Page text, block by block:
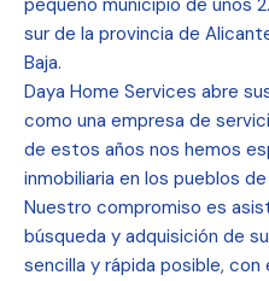
pequeño municipio de unos
sur de la provincia de
Baja.
Daya Home Services abre
como una empresa de
de estos años nos hemos
inmobiliaria en los pueblos
Nuestro compromiso es
búsqueda y adquisición de
sencilla y rápida posible,